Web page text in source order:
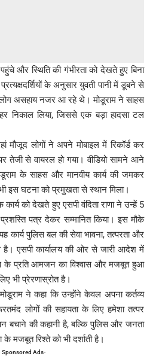
और स्थिति की गंभीरता को देखते हुए बिना
के अनुसार युवती पानी में डूबने से
असहाय नजर आ रहे थे। मोडूराम ने साहस
निकाल लिया, जिससे एक बड़ा हादसा टल
मौजूद लोगों ने अपने मोबाइल में रिकॉर्ड कर
तेजी से वायरल हो गया। वीडियो सामने आने
के साहस और मानवीय कार्य की जमकर
इस घटना को प्रमुखता से स्थान मिला।
को देखते हुए एसपी वंदिता राणा ने उन्हें 5
पत्र देकर सम्मानित किया। इस मौके
कार्य पुलिस बल की सेवा भावना, तत्परता और
है। एसपी कार्यालय की ओर से जारी आदेश में
के प्रति आमजन का विश्वास और मजबूत हुआ
भी प्रेरणास्रोत है।
ने कहा कि उन्होंने केवल अपना कर्तव्य
लोगों की सहायता के लिए हमेशा तत्पर
बचाने की कहानी है, बल्कि पुलिस और जनता
मजबूत रिश्ते को भी दर्शाती है।
Sponsored Ads-